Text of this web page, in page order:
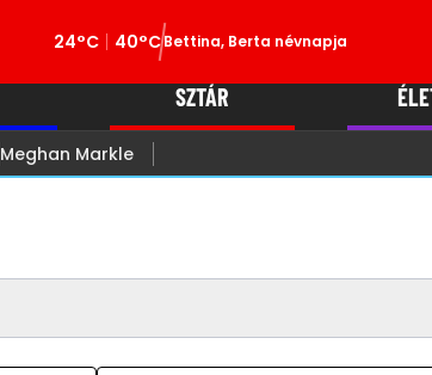
24°C 40°CBettina, Berta névnapja
SZTÁR
Meghan Markle